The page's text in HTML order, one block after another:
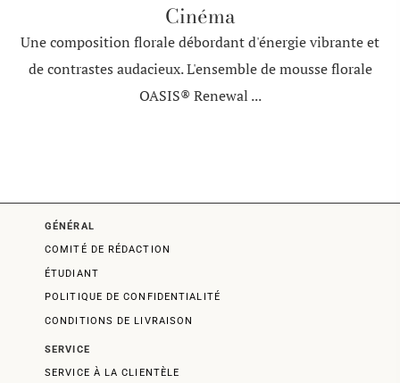
Cinéma
Une composition florale débordant d'énergie vibrante et
de contrastes audacieux. L'ensemble de mousse florale
OASIS® Renewal ...
GÉNÉRAL
COMITÉ DE RÉDACTION
ÉTUDIANT
POLITIQUE DE CONFIDENTIALITÉ
CONDITIONS DE LIVRAISON
SERVICE
SERVICE À LA CLIENTÈLE